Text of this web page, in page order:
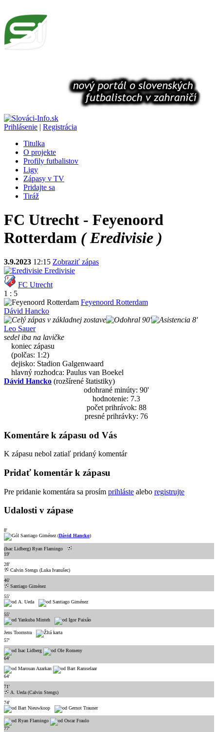
Prihlásenie | Registrácia
Titulka
O projekte
Profily futbalistov
Ligy
Zápasy v TV
Pridajte sa
Tiráž
FC Utrecht - Feyenoord
Rotterdam ( Eredivisie )
3.9.2023 12:15 Zobraziť zápas
Eredivisie
FC Utrecht
1 : 5
Feyenoord Rotterdam
Dávid Hancko
90'
8'
Leo Sauer
sedel iba na lavičke
koniec zápasu
(polčas: 1:2)
dejisko: Stadion Galgenwaard
hlavný rozhodca: Paulus van Boekel
Dávid Hancko (rozšírené štatistiky)
odohrané minúty: 90'
hodnotenie: 7.3
počet prihrávok: 88
presné prihrávky: 76
Komentáre k zápasu od Vás
K zápasu nebol zatiaľ pridaný komentár
Pridať komentár k zápasu
Pre pridanie komentára sa prosím prihláste alebo registrujte
Udalosti v zápase
8'
Santiago Giménez (Dávid Hancko)
(Isac Lidberg) Ryan Flamingo
19'
28'
Calvin Stengs (Luka Ivanušec)
46'
Santiago Giménez
55'
A. Ueda
Santiago Giménez
55'
Yankuba Minteh
Igor Paixão
Jens Toornstra
57'
Isac Lidberg
Ole Romeny
64'
Marouan Azarkan
Bart Ramselaar
64'
71'
A. Ueda (Calvin Stengs)
74'
Bart Nieuwkoop
Gernot Trauner
Ryan Flamingo
Oscar Fraulo
77'